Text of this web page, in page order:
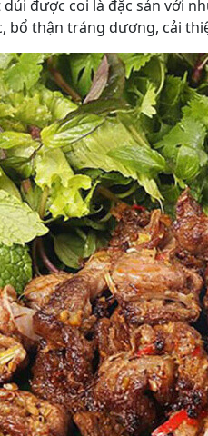
được coi là đặc sản với
bổ thận tráng dương, cải